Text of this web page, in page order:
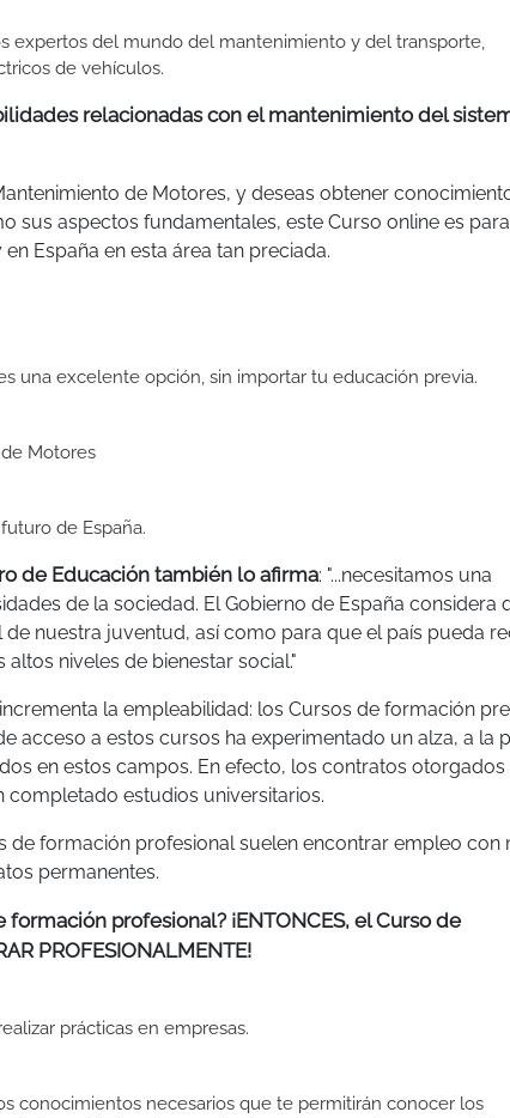
expertos del mundo del mantenimiento y del transporte,
de vehículos.
relacionadas con el mantenimiento del
de Motores, y deseas obtener
sus aspectos fundamentales, este Curso online es
España en esta área tan preciada.
una excelente opción, sin importar tu educación previa.
Motores
de España.
de Educación también lo afirma: "...necesitamos una
de la sociedad. El Gobierno de España considera
nuestra juventud, así como para que el país pueda
niveles de bienestar social."
la empleabilidad: los Cursos de formación
acceso a estos cursos ha experimentado un alza, a la
en estos campos. En efecto, los contratos otorgados
estudios universitarios.
formación profesional suelen encontrar empleo con
permanentes.
profesional? ¡ENTONCES, el Curso de
PROFESIONALMENTE!
prácticas en empresas.
conocimientos necesarios que te permitirán conocer los